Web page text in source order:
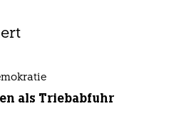
als Triebabfuhr